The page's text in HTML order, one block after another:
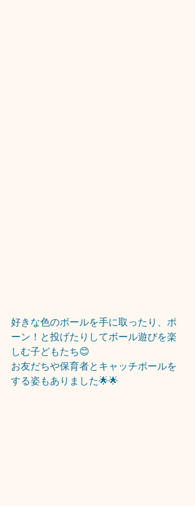
好きな色のボールを手に取ったり、ポ
ーン！と投げたりしてボール遊びを楽
しむ子どもたち😊
お友だちや保育者とキャッチボールを
する姿もありました🌟🌟